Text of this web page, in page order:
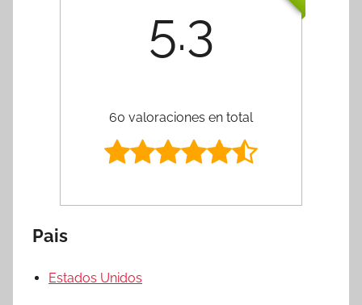
5.3
60 valoraciones en total
Pais
Estados Unidos